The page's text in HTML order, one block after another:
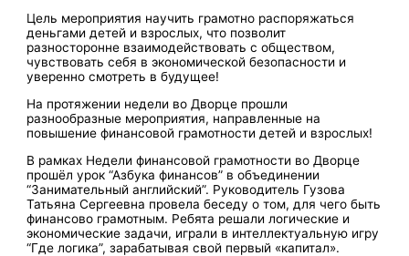
Цель мероприятия научить грамотно распоряжаться
деньгами детей и взрослых, что позволит
разносторонне взаимодействовать с обществом,
чувствовать себя в экономической безопасности и
уверенно смотреть в будущее!
На протяжении недели во Дворце прошли
разнообразные мероприятия, направленные на
повышение финансовой грамотности детей и взрослых!
В рамках Недели финансовой грамотности во Дворце
прошёл урок “Азбука финансов” в объединении
“Занимательный английский”. Руководитель Гузова
Татьяна Сергеевна провела беседу о том, для чего быть
финансово грамотным. Ребята решали логические и
экономические задачи, играли в интеллектуальную игру
“Где логика”, зарабатывая свой первый «капитал».